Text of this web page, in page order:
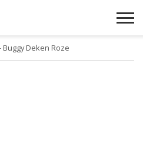
Buggy Deken Roze